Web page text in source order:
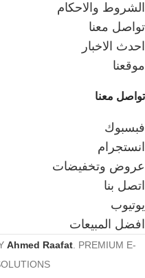
الشروط والاحكام
تواصل معنا
احدث الاخبار
موقعنا
تواصل معنا
فبسبوك
انستجرام
عروض وتخفيضات
اتصل بنا
يوتيوب
افضل المبيعات
Ahmed Raafat. PREMIUM E-